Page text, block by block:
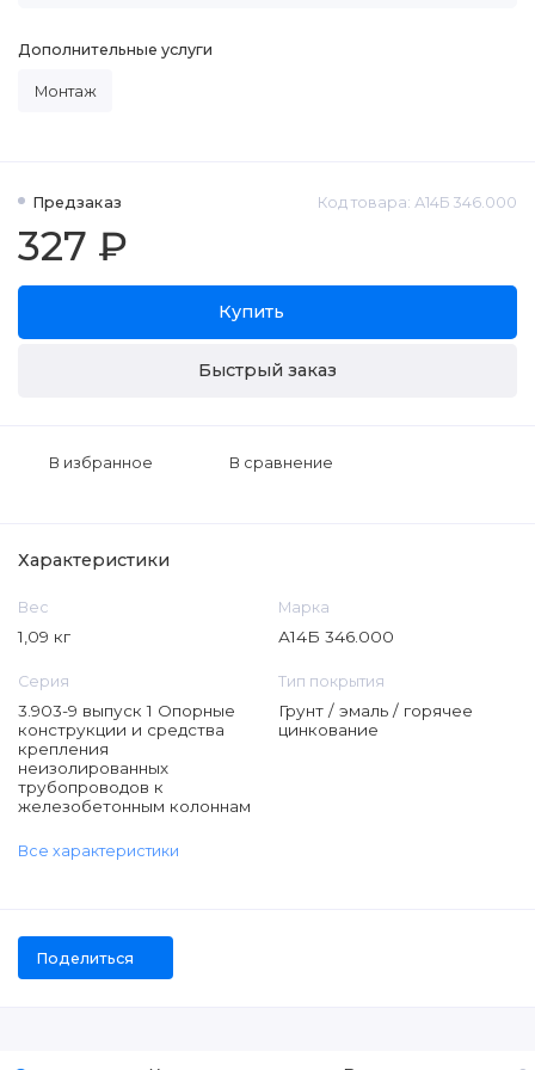
Предзаказ Код товара: А14Б 346.000
327 ₽
Купить
Быстрый заказ
В избранное В сравнение
Дополнительные услуги
Монтаж
Характеристики
Вес
1,09 кг
Марка
А14Б 346.000
Серия
3.903-9 выпуск 1 Опорные
конструкции и средства
крепления
неизолированных
трубопроводов к
железобетонным колоннам
Тип покрытия
Грунт / эмаль / горячее
цинкование
Все характеристики
Поделиться